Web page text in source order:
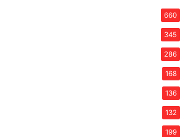
660
345
286
168
136
132
199